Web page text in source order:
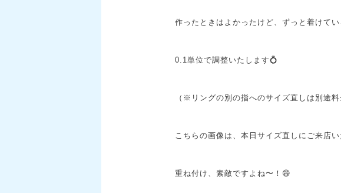
作ったときはよかったけど、ずっと着けて
0.1単位で調整いたします💍
（※リングの別の指へのサイズ直しは別途料
こちらの画像は、本日サイズ直しにご来店
重ね付け、素敵ですよね〜！😄